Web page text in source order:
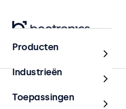
Monitoren
17 inch monitoren
Producten
Industrieën
Toepassingen